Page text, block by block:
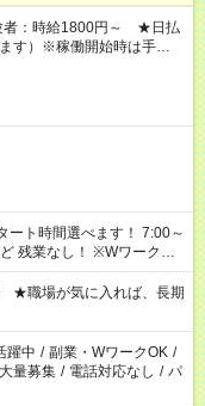
者：時給1800円～ ★日払
す）※稼働開始時は手続き
！ ※Wワークの
の就業はご案内できませ
は社会保険への加入対象
遣の原則禁止）により、
い場合があります
職場が気に入れば、長期
躍中 / 副業・WワークOK /
量募集 / 電話対応なし / パ